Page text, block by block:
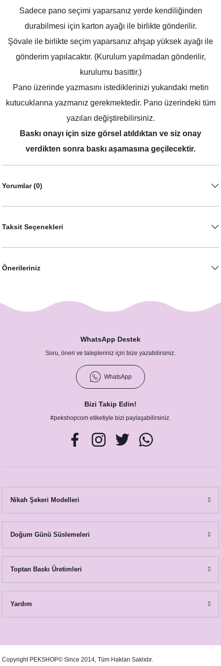
Soft Pembe Çiçekler Konsept Peçete
Soft Pembe Çiçekler Konsept Menü Kartı
20,00 TL
Sadece pano seçimi yaparsanız yerde kendiliğinden
durabilmesi için karton ayağı ile birlikte gönderilir.
Şövale ile birlikte seçim yaparsanız ahşap yüksek ayağı ile
gönderim yapılacaktır. (Kurulum yapılmadan gönderilir,
kurulumu basittir.)
Pano üzerinde yazmasını istediklerinizi yukarıdaki metin
kutucuklarına yazmanız gerekmektedir. Pano üzerindeki tüm
yazıları değiştirebilirsiniz.
Baskı onayı için size görsel atıldıktan ve siz onay
verdikten sonra baskı aşamasına geçilecektir.
Yorumlar (0)
Taksit Seçenekleri
Önerileriniz
WhatsApp Destek
Soru, öneri ve talepleriniz için bize yazabilirsiniz.
WhatsApp
Bizi Takip Edin!
#pekshopcom etiketiyle bizi paylaşabilirsiniz.
Nikah Şekeri Modelleri
Doğum Günü Süslemeleri
Toptan Baskı Üretimleri
Yardım
Copyright PEKSHOP© Since 2014, Tüm Hakları Saklıdır.